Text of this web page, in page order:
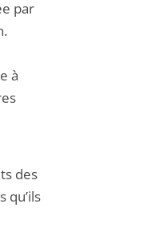
par
à
des
qu’ils